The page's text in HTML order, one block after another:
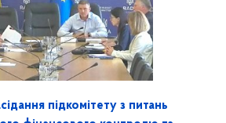
підкомітету з питань